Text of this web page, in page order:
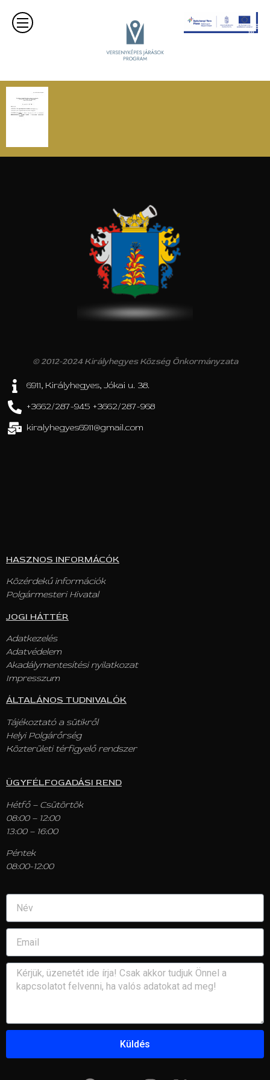
© 2012-2024 Királyhegyes Község Önkormányzata
6911, Királyhegyes, Jókai u. 38.
+3662/287-945 +3662/287-968
kiralyhegyes6911@gmail.com
HASZNOS INFORMÁCÓK
Közérdekű információk
Polgármesteri Hivatal
JOGI HÁTTÉR
Adatkezelés
Adatvédelem
Akadálymentesítési nyilatkozat
Impresszum
ÁLTALÁNOS TUDNIVALÓK
Tájékoztató a sütikről
Helyi Polgárőrség
Közterületi térfigyelő rendszer
ÜGYFÉLFOGADÁSI REND
Hétfő – Csütörtök
08:00 – 12:00
13:00 – 16:00
Péntek
08:00-12:00
Küldés